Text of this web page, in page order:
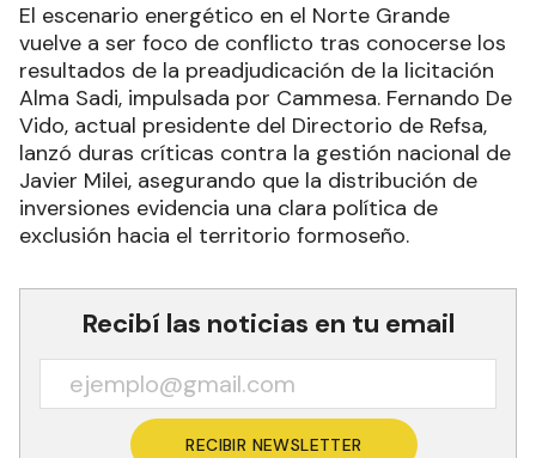
El escenario energético en el Norte Grande
vuelve a ser foco de conflicto tras conocerse los
resultados de la preadjudicación de la licitación
Alma Sadi, impulsada por Cammesa. Fernando De
Vido, actual presidente del Directorio de Refsa,
lanzó duras críticas contra la gestión nacional de
Javier Milei, asegurando que la distribución de
inversiones evidencia una clara política de
exclusión hacia el territorio formoseño.
Recibí las noticias en tu email
RECIBIR NEWSLETTER